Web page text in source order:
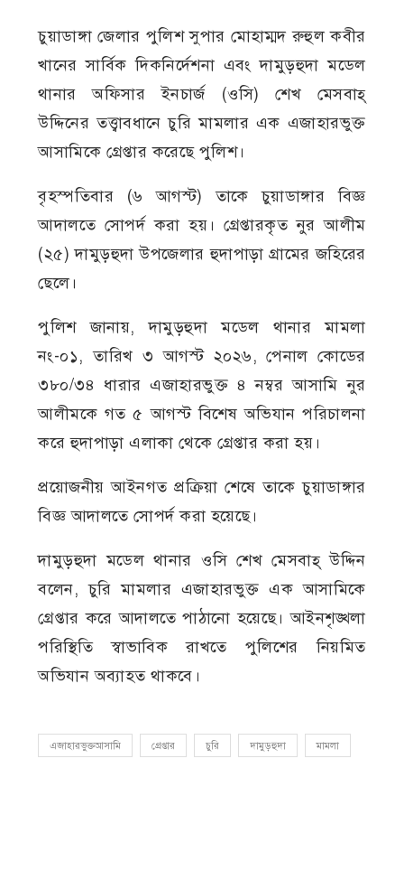
চুয়াডাঙ্গা জেলার পুলিশ সুপার মোহাম্মদ রুহুল কবীর
খানের সার্বিক দিকনির্দেশনা এবং দামুড়হুদা মডেল
থানার অফিসার ইনচার্জ (ওসি) শেখ মেসবাহ্
উদ্দিনের তত্ত্বাবধানে চুরি মামলার এক এজাহারভুক্ত
আসামিকে গ্রেপ্তার করেছে পুলিশ।
বৃহস্পতিবার (৬ আগস্ট) তাকে চুয়াডাঙ্গার বিজ্ঞ
আদালতে সোপর্দ করা হয়। গ্রেপ্তারকৃত নুর আলীম
(২৫) দামুড়হুদা উপজেলার হুদাপাড়া গ্রামের জহিরের
ছেলে।
পুলিশ জানায়, দামুড়হুদা মডেল থানার মামলা
নং-০১, তারিখ ৩ আগস্ট ২০২৬, পেনাল কোডের
৩৮০/৩৪ ধারার এজাহারভুক্ত ৪ নম্বর আসামি নুর
আলীমকে গত ৫ আগস্ট বিশেষ অভিযান পরিচালনা
করে হুদাপাড়া এলাকা থেকে গ্রেপ্তার করা হয়।
প্রয়োজনীয় আইনগত প্রক্রিয়া শেষে তাকে চুয়াডাঙ্গার
বিজ্ঞ আদালতে সোপর্দ করা হয়েছে।
দামুড়হুদা মডেল থানার ওসি শেখ মেসবাহ্ উদ্দিন
বলেন, চুরি মামলার এজাহারভুক্ত এক আসামিকে
গ্রেপ্তার করে আদালতে পাঠানো হয়েছে। আইনশৃঙ্খলা
পরিস্থিতি স্বাভাবিক রাখতে পুলিশের নিয়মিত
অভিযান অব্যাহত থাকবে।
এজাহারভুক্তআসামি গ্রেপ্তার চুরি দামুড়হুদা মামলা